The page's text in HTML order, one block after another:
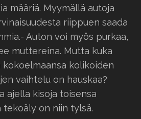
määriä. Myymällä autoja
riippuen saada
Auton voi myös purkaa,
muttereina. Mutta kuka
kokoelmaansa kolikoiden
vaihtelu on hauskaa?
ajella kisoja toisensa
tekoäly on niin tylsä.